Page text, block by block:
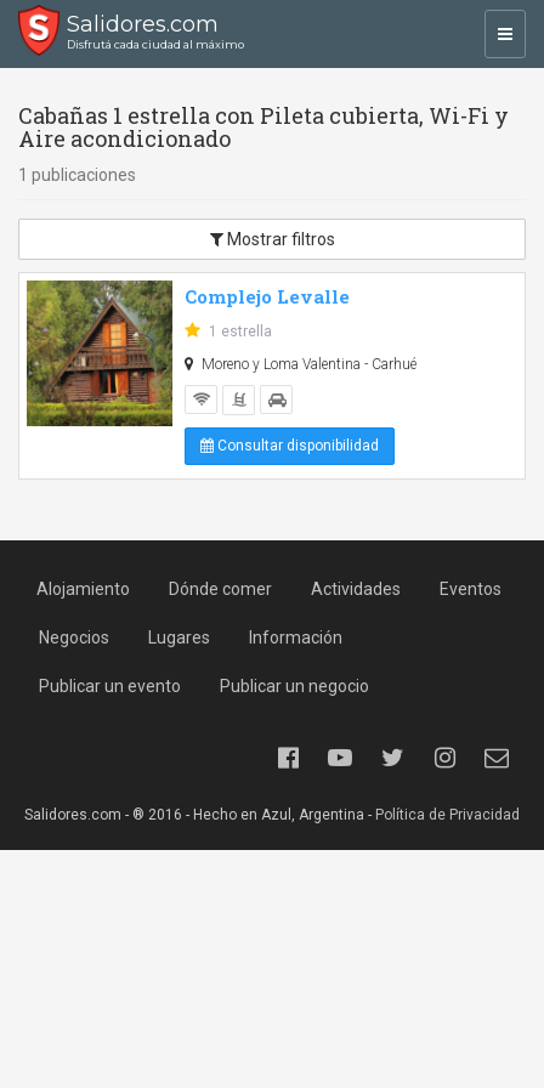
Salidores.com
Disfrutá cada ciudad al máximo
Cabañas 1 estrella con Pileta cubierta, Wi-Fi y
Aire acondicionado
1 publicaciones
Mostrar filtros
Complejo Levalle
1 estrella
Moreno y Loma Valentina - Carhué
Consultar disponibilidad
Alojamiento Dónde comer Actividades Eventos
Negocios Lugares Información
Publicar un evento Publicar un negocio
Salidores.com - ® 2016 - Hecho en Azul, Argentina - Política de Privacidad